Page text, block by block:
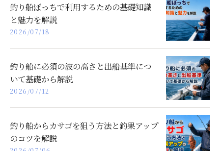
釣り船ぼっちで利用するための基礎知識
と魅力を解説
2026/07/18
釣り船に必須の波の高さと出船基準につ
いて基礎から解説
2026/07/12
釣り船からカサゴを狙う方法と釣果アップ
のコツを解説